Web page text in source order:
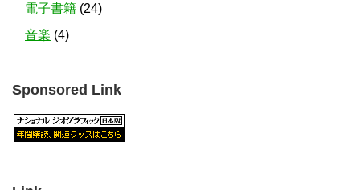
電子書籍 (24)
音楽 (4)
Sponsored Link